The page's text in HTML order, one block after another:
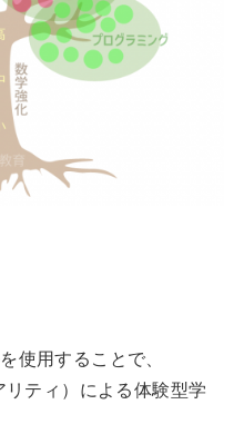
使用することで、
ティ）による体験型学